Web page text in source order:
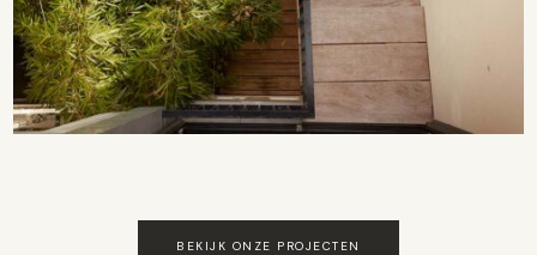
BEKIJK ONZE PROJECTEN